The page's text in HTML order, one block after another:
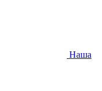
Наша